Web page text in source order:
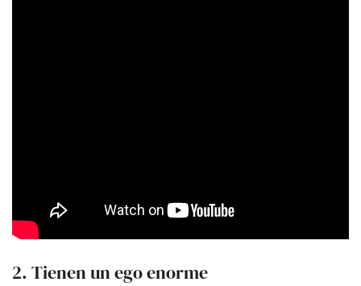
2. Tienen un ego enorme